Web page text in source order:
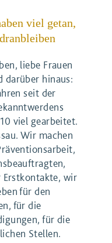
viel getan,
liebe Frauen
darüber hinaus:
seit der
viel gearbeitet.
Wir machen
Erstkontakte, wir
für den
für die
für die
Stellen.